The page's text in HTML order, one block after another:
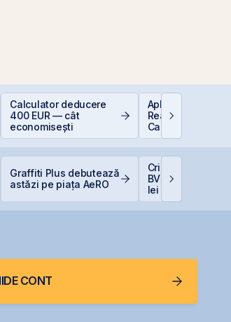
Calculator deducere
400 EUR — cât
economisești
Aplicații AI în
Reală: 10
Care Transformă
Industriile
Graffiti Plus debutează
astăzi pe piața AeRO
Cris-Tim urcă
BVB și adaugă
lei la capitalizare
singură zi
CONT